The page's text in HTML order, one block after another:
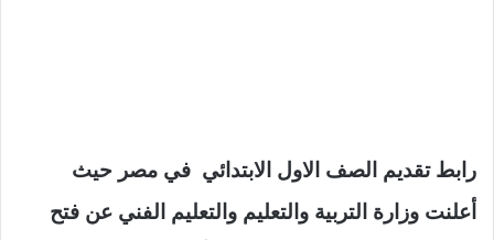
رابط تقديم الصف الاول الابتدائي في مصر حيث
أعلنت وزارة التربية والتعليم والتعليم الفني عن فتح